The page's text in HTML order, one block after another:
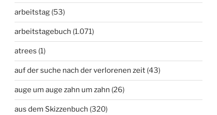
arbeitstag (53)
arbeitstagebuch (1.071)
atrees (1)
auf der suche nach der verlorenen zeit (43)
auge um auge zahn um zahn (26)
aus dem Skizzenbuch (320)